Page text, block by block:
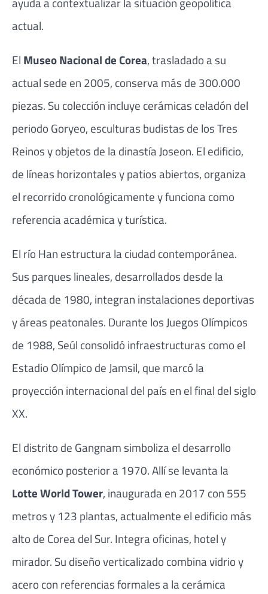
actual.
El Museo Nacional de Corea, trasladado a su
actual sede en 2005, conserva más de 300.000
piezas. Su colección incluye cerámicas celadón del
periodo Goryeo, esculturas budistas de los Tres
Reinos y objetos de la dinastía Joseon. El edificio,
de líneas horizontales y patios abiertos, organiza
el recorrido cronológicamente y funciona como
referencia académica y turística.
El río Han estructura la ciudad contemporánea.
Sus parques lineales, desarrollados desde la
década de 1980, integran instalaciones deportivas
y áreas peatonales. Durante los Juegos Olímpicos
de 1988, Seúl consolidó infraestructuras como el
Estadio Olímpico de Jamsil, que marcó la
proyección internacional del país en el final del siglo
XX.
El distrito de Gangnam simboliza el desarrollo
económico posterior a 1970. Allí se levanta la
Lotte World Tower, inaugurada en 2017 con 555
metros y 123 plantas, actualmente el edificio más
alto de Corea del Sur. Integra oficinas, hotel y
mirador. Su diseño verticalizado combina vidrio y
acero con referencias formales a la cerámica